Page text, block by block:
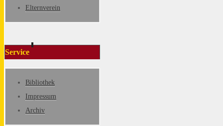
Elternverein
Service
Bibliothek
Impressum
Archiv